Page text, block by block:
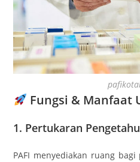
Fungsi & Manfaat
1. Pertukaran
PAFI menyediakan ruang